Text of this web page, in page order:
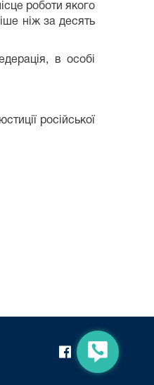
роботи якого
ніж за десять
в особі
російської